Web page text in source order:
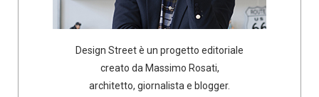
Design Street è un progetto editoriale
creato da Massimo Rosati,
architetto, giornalista e blogger.